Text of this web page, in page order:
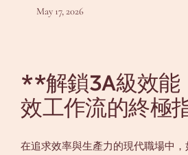
May 17, 2026
**解鎖3A級效能
效工作流的終極
在追求效率與生產力的現代職場中